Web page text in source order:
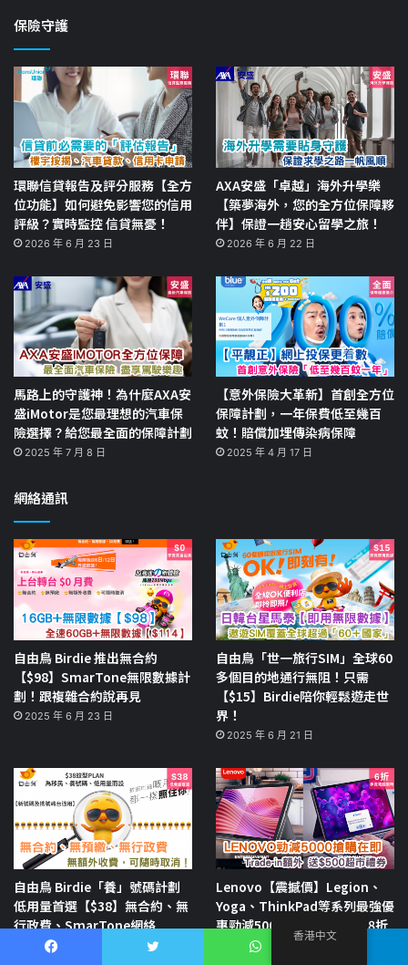
保險守護
環聯信貸報告及評分服務【全方
位功能】如何避免影響您的信用
評級？實時監控 信貸無憂！
2026 年 6 月 23 日
AXA安盛「卓越」海外升學樂
【築夢海外，您的全方位保障夥
伴】保證一趟安心留學之旅！
2026 年 6 月 22 日
馬路上的守護神！為什麼AXA安
盛iMotor是您最理想的汽車保
險選擇？給您最全面的保障計劃
2025 年 7 月 8 日
【意外保險大革新】首創全方位
保障計劃，一年保費低至幾百
蚊！賠償加埋傳染病保障
2025 年 4 月 17 日
網絡通訊
自由鳥 Birdie 推出無合約
【$98】SmarTone無限數據計
劃！跟複雜合約說再見
2025 年 6 月 23 日
自由鳥「世一旅行SIM」全球60
多個目的地通行無阻！只需
【$15】Birdie陪你輕鬆遊走世
界！
2025 年 6 月 21 日
自由鳥 Birdie「養」號碼計劃
低用量首選【$38】無合約、無
行政費、SmarTone網絡
2025 年 6 月 19 日
Lenovo【震撼價】Legion、
Yoga、ThinkPad等系列最強優
惠勁減5000元！SSD/RAM 8折
升級！
香港中文